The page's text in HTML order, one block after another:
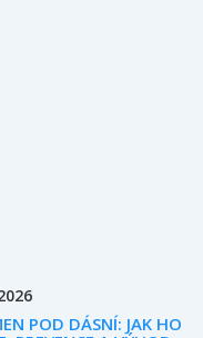
POD DÁSNÍ: JAK HO